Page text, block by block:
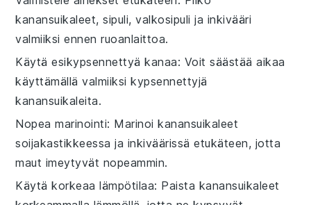
kanansuikaleet,sipuli,valkosipuli ja inkivääri
valmiiksi ennen ruoanlaittoa.
Käytä esikypsennettyä kanaa: Voit säästää aikaa
käyttämällä valmiiksi kypsennettyjä
kanansuikaleita.
Nopea marinointi: Marinoikanansuikaleet
soijakastikkeessa ja inkiväärissä etukäteen, jotta
maut imeytyvät nopeammin.
Käytä korkeaa lämpötilaa: Paista kanansuikaleet